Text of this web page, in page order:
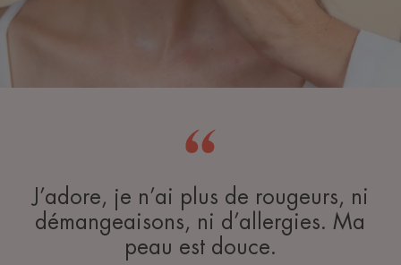
J’adore, je n’ai plus de rougeurs, ni
démangeaisons, ni d’allergies. Ma
peau est douce.